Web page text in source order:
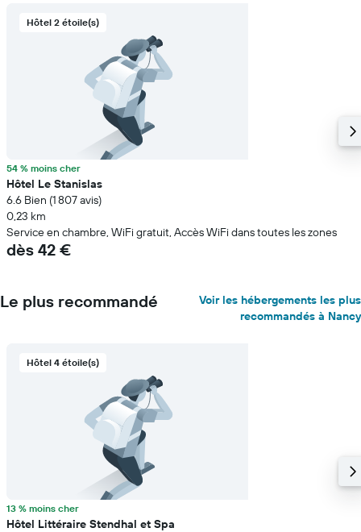
Hôtel 2 étoile(s)
54 % moins cher
Hôtel Le Stanislas
6.6 Bien (1 807 avis)
0,23 km
Service en chambre, WiFi gratuit, Accès WiFi dans toutes les zones
dès 42 €
Le plus recommandé
Voir les hébergements les plus
recommandés à Nancy
Hôtel 4 étoile(s)
13 % moins cher
Hôtel Littéraire Stendhal et Spa